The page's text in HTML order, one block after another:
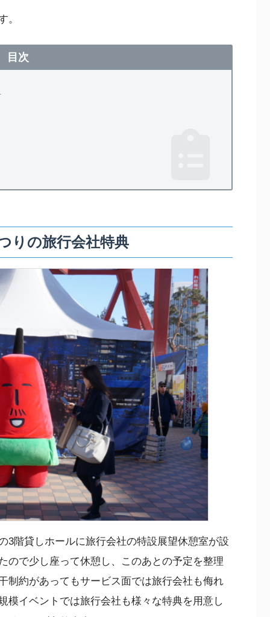
。
目次
りの旅行会社特典
3階貸しホールに旅行会社の特設展望休憩室が設
ので少し座って休憩し、このあとの予定を整理
制約があってもサービス面では旅行会社も侮れ
模イベントでは旅行会社も様々な特典を用意し